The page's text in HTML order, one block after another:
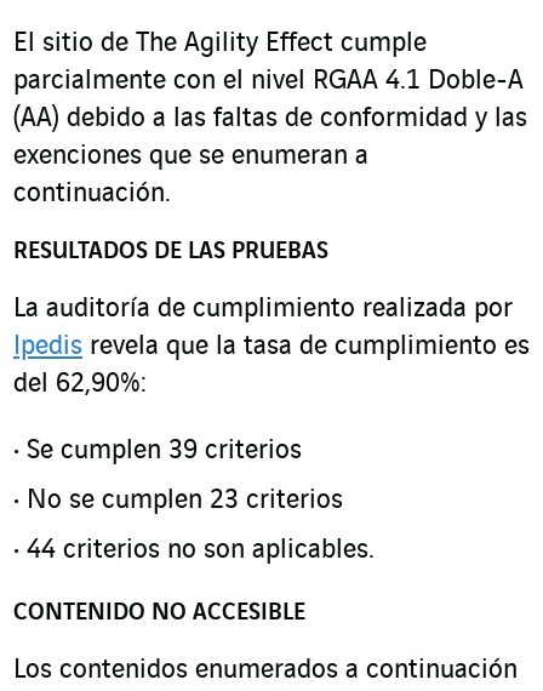
El sitio de The Agility Effect cumple
parcialmente con el nivel RGAA 4.1 Doble-A
(AA) debido a las faltas de conformidad y las
exenciones que se enumeran a
continuación.
RESULTADOS DE LAS PRUEBAS
La auditoría de cumplimiento realizada por
Ipedis revela que la tasa de cumplimiento es
del 62,90%:
Se cumplen 39 criterios
No se cumplen 23 criterios
44 criterios no son aplicables.
CONTENIDO NO ACCESIBLE
Los contenidos enumerados a continuación